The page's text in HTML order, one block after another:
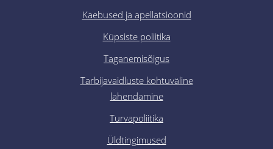
Kaebused ja apellatsioonid
Küpsiste poliitika
Taganemisõigus
Tarbijavaidluste kohtuväline
lahendamine
Turvapoliitika
Üldtingimused